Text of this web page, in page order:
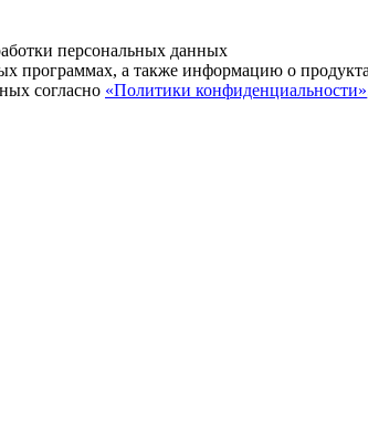
персональных данных
программах, а также информацию о
согласно «Политики конфиденциальности»